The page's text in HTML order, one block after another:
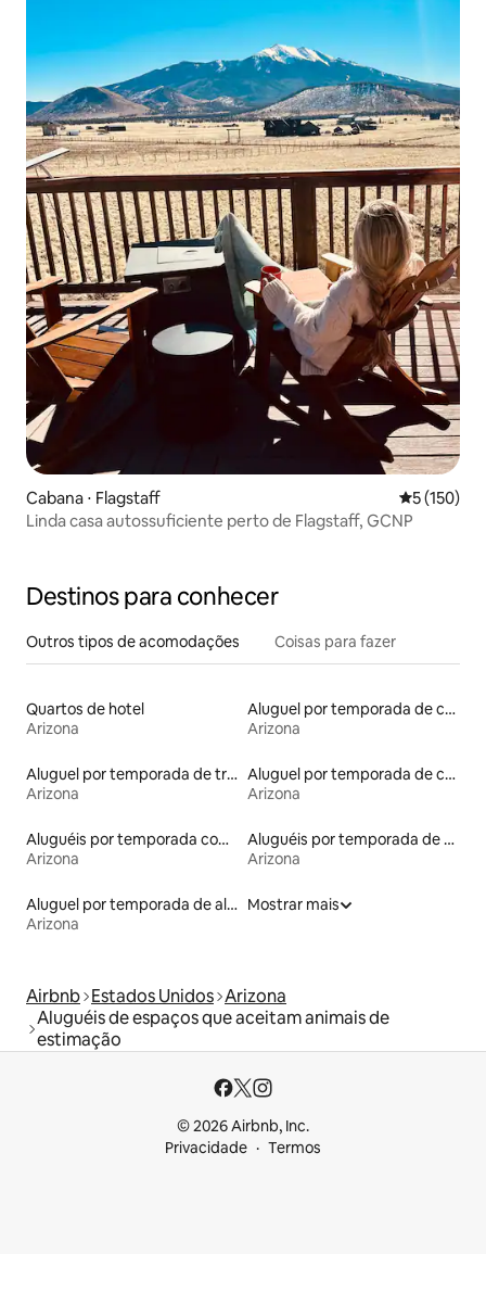
Cabana ⋅ Flagstaff 5 de uma
5 (150)
Linda casa autossuficiente perto de Flagstaff, GCNP
Destinos para conhecer
Outros tipos de acomodações Coisas para fazer
Quartos de hotel
Arizona
Aluguel por temporada de casas de veraneio
Arizona
Aluguel por temporada de trailers
Arizona
Aluguel por temporada de contêineres
Arizona
Aluguéis por temporada com suítes privativas
Arizona
Aluguéis por temporada de acomodações de luxo
Arizona
Aluguel por temporada de alojamentos ecológicos
Arizona
Mostrar mais
Airbnb Estados Unidos Arizona
Aluguéis de espaços que aceitam animais de
estimação
© 2026 Airbnb, Inc.
Privacidade
Termos